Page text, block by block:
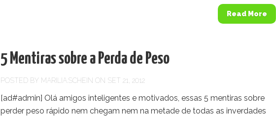
Read More
5 Mentiras sobre a Perda de Peso
POSTED BY MARILIA.SCHEIN ON SET 21, 2012
[ad#admin] Olá amigos inteligentes e motivados, essas 5 mentiras sobre
perder peso rápido nem chegam nem na metade de todas as inverdades